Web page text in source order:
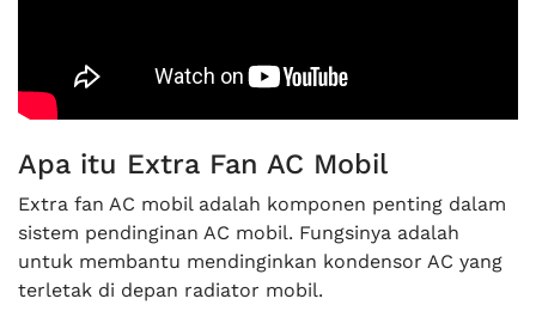
Apa itu Extra Fan AC Mobil
Extra fan AC mobil adalah komponen penting dalam
sistem pendinginan AC mobil. Fungsinya adalah
untuk membantu mendinginkan kondensor AC yang
terletak di depan radiator mobil.